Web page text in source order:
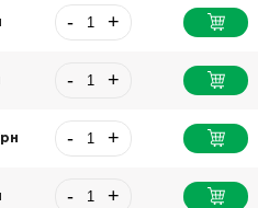
- +
- +
- +
- +